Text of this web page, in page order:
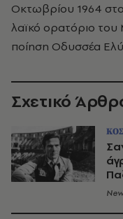
Οκτωβρίου 1964
λαϊκό ορατόριο
ποίηση Οδυσσέα
Σχετικό